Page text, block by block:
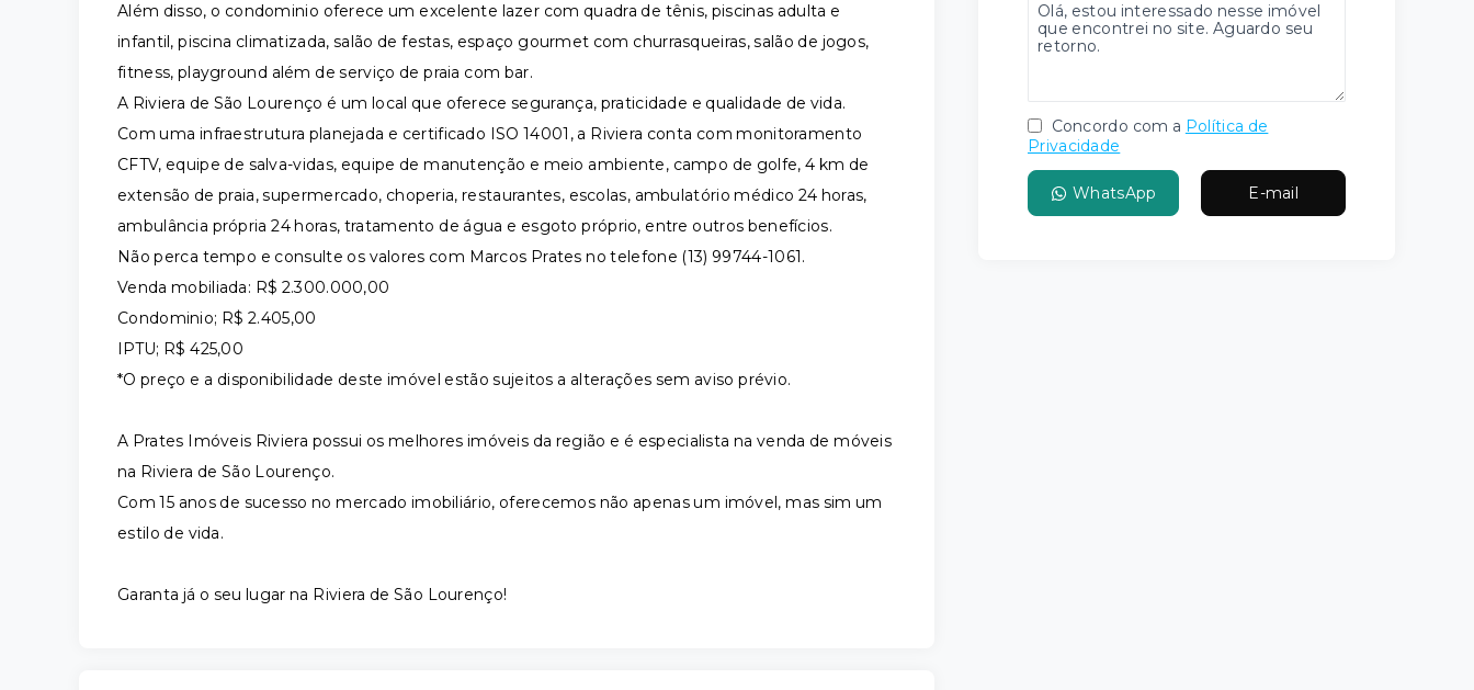
Além disso, o condominio oferece um excelente lazer com quadra de tênis, piscinas adulta e
infantil, piscina climatizada, salão de festas, espaço gourmet com churrasqueiras, salão de jogos,
fitness, playground além de serviço de praia com bar.
A Riviera de São Lourenço é um local que oferece segurança, praticidade e qualidade de vida.
Com uma infraestrutura planejada e certificado ISO 14001, a Riviera conta com monitoramento
CFTV, equipe de salva-vidas, equipe de manutenção e meio ambiente, campo de golfe, 4 km de
extensão de praia, supermercado, choperia, restaurantes, escolas, ambulatório médico 24 horas,
ambulância própria 24 horas, tratamento de água e esgoto próprio, entre outros benefícios.
Não perca tempo e consulte os valores com Marcos Prates no telefone (13) 99744-1061.
Venda mobiliada: R$ 2.300.000,00
Condominio; R$ 2.405,00
IPTU; R$ 425,00
*O preço e a disponibilidade deste imóvel estão sujeitos a alterações sem aviso prévio.
A Prates Imóveis Riviera possui os melhores imóveis da região e é especialista na venda de móveis
na Riviera de São Lourenço.
Com 15 anos de sucesso no mercado imobiliário, oferecemos não apenas um imóvel, mas sim um
estilo de vida.
Garanta já o seu lugar na Riviera de São Lourenço!
Concordo com a Política de
Privacidade
WhatsApp E-mail